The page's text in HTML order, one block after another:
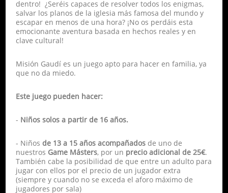
dentro! ¿Seréis capaces de resolver todos los enigmas,
salvar los planos de la iglesia más famosa del mundo y
escapar en menos de una hora? ¡No os perdáis esta
emocionante aventura basada en hechos reales y en
clave cultural!
Misión Gaudí es un juego apto para hacer en familia, ya
que no da miedo.
Este juego pueden hacer:
- Niños solos a partir de 16 años.
- Niños de 13 a 15 años acompañados de uno de
nuestros Game Másters, por un precio adicional de 25€.
También cabe la posibilidad de que entre un adulto para
jugar con ellos por el precio de un jugador extra
(siempre y cuando no se exceda el aforo máximo de
jugadores por sala)